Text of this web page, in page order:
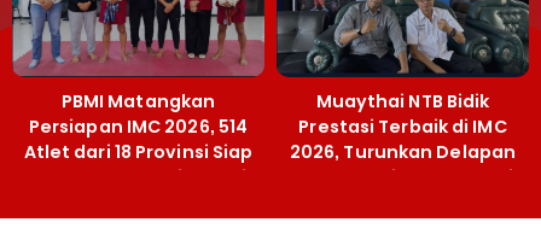
PBMI Matangkan
Persiapan IMC 2026, 514
Atlet dari 18 Provinsi Siap
Berlaga Besok di Bekasi
Muaythai NTB Bidik
Prestasi Terbaik di IMC
2026, Turunkan Delapan
Atlet ke Kejurnas Bekasi